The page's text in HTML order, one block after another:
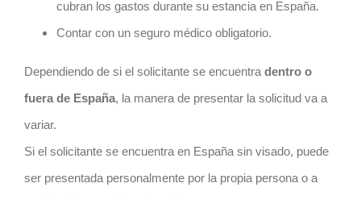
cubran los gastos durante su estancia en España.
Contar con un seguro médico obligatorio.
Dependiendo de si el solicitante se encuentra dentro o
fuera de España, la manera de presentar la solicitud va a
variar.
Si el solicitante se encuentra en España sin visado, puede
ser presentada personalmente por la propia persona o a